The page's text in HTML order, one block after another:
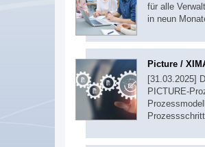
für alle
in neun
Picture /
[31.03.2025]
PICTURE-